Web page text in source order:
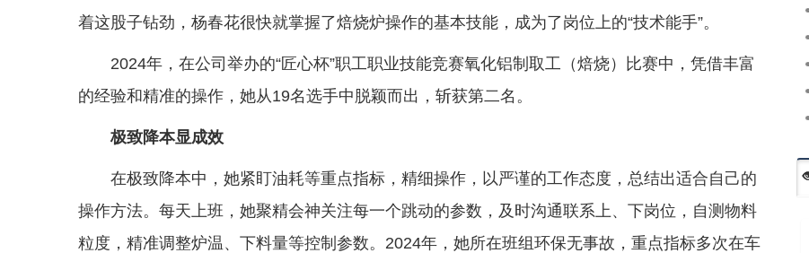
着这股子钻劲，杨春花很快就掌握了焙烧炉操作的基本技能，成为了岗位上的“技术能手”。
2024年，在公司举办的“匠心杯”职工职业技能竞赛氧化铝制取工（焙烧）比赛中，凭借丰富
的经验和精准的操作，她从19名选手中脱颖而出，斩获第二名。
极致降本显成效
在极致降本中，她紧盯油耗等重点指标，精细操作，以严谨的工作态度，总结出适合自己的
操作方法。每天上班，她聚精会神关注每一个跳动的参数，及时沟通联系上、下岗位，自测物料
粒度，精准调整炉温、下料量等控制参数。2024年，她所在班组环保无事故，重点指标多次在车